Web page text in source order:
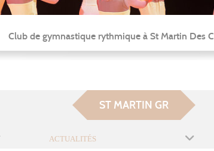
Club de gymnastique rythmique à St Martin Des
ST MARTIN GR
ACTUALITÉS